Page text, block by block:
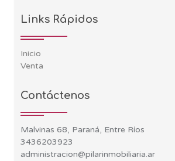
Links Rápidos
Inicio
Venta
Contáctenos
Malvinas 68, Paraná, Entre Ríos
3436203923
administracion@pilarinmobiliaria.ar